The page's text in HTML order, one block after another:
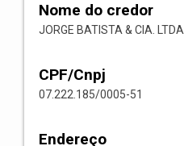
Nome do credor
JORGE BATISTA & CIA. LTDA
CPF/Cnpj
07.222.185/0005-51
Endereço